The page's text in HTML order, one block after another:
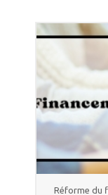
Réforme du